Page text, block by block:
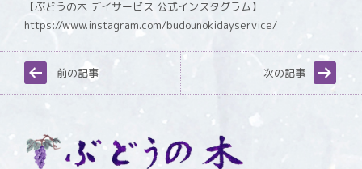
【ぶどうの木 デイサービス 公式インスタグラム】
https://www.instagram.com/budounokidayservice/
前の記事 次の記事